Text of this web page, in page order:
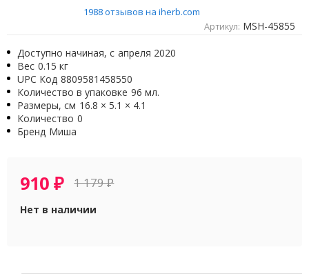
1988 отзывов на iherb.com
Артикул: MSH-45855
Доступно начиная, с апреля 2020
Вес 0.15 кг
UPC Код 8809581458550
Количество в упаковке 96 мл.
Размеры, см 16.8 × 5.1 × 4.1
Количество 0
Бренд Миша
910₽ 1 179₽
Нет в наличии